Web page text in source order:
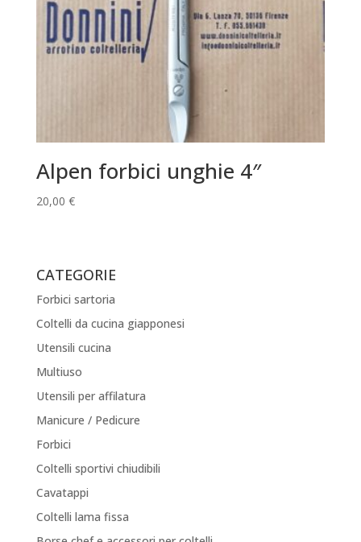
Alpen forbici unghie 4″
20,00 €
CATEGORIE
Forbici sartoria
Coltelli da cucina giapponesi
Utensili cucina
Multiuso
Utensili per affilatura
Manicure / Pedicure
Forbici
Coltelli sportivi chiudibili
Cavatappi
Coltelli lama fissa